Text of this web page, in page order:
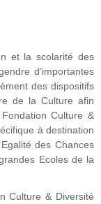
et la scolarité des
d’importantes
des dispositifs
de la Culture afin
Culture &
à destination
des Chances
Ecoles de la
Culture & Diversité